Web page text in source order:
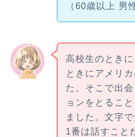
（60歳以上 男
高校生のとき
ときにアメリ
た。そこで出
ョンをとるこ
ました。文字
1番は話すこと